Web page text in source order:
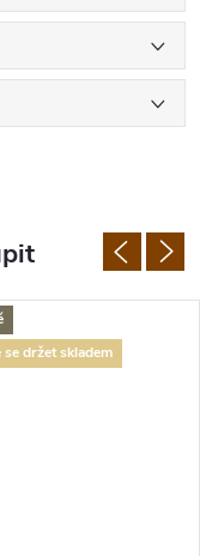
se držet skladem